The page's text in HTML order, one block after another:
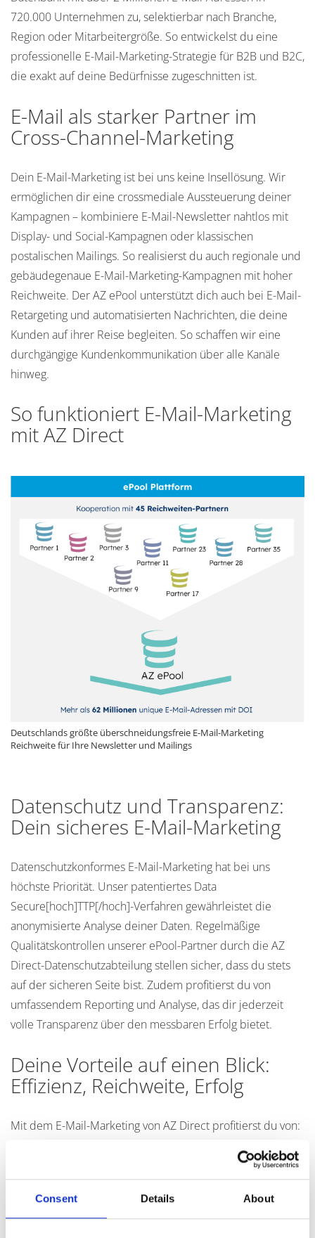
Consent Details About
720.000 Unternehmen zu, selektierbar nach Branche,
Region oder Mitarbeitergröße. So entwickelst du eine
professionelle E-Mail-Marketing-Strategie für B2B und B2C,
die exakt auf deine Bedürfnisse zugeschnitten ist.
E-Mail als starker Partner im
Cross-Channel-Marketing
Dein E-Mail-Marketing ist bei uns keine Insellösung. Wir
ermöglichen dir eine crossmediale Aussteuerung deiner
Kampagnen – kombiniere E-Mail-Newsletter nahtlos mit
Display- und Social-Kampagnen oder klassischen
postalischen Mailings. So realisierst du auch regionale und
gebäudegenaue E-Mail-Marketing-Kampagnen mit hoher
Reichweite. Der AZ ePool unterstützt dich auch bei E-Mail-
Retargeting und automatisierten Nachrichten, die deine
Kunden auf ihrer Reise begleiten. So schaffen wir eine
durchgängige Kundenkommunikation über alle Kanäle
hinweg.
So funktioniert E-Mail-Marketing
mit AZ Direct
Deutschlands größte überschneidungsfreie E-Mail-Marketing
Reichweite für Ihre Newsletter und Mailings
Datenschutz und Transparenz:
Dein sicheres E-Mail-Marketing
Datenschutzkonformes E-Mail-Marketing hat bei uns
höchste Priorität. Unser patentiertes Data Secure
Verfahren gewährleistet die anonymisierte Analyse deiner
Daten. Regelmäßige Qualitätskontrollen unserer ePool-
Partner durch die AZ Direct-Datenschutzabteilung stellen
sicher, dass du stets auf der sicheren Seite bist. Zudem
profitierst du von umfassendem Reporting und Analyse,
das dir jederzeit volle Transparenz über den messbaren
Erfolg bietet.
Deine Vorteile auf einen Blick:
Effizienz, Reichweite, Erfolg
Mit dem E-Mail-Marketing von AZ Direct profitierst du von:
Deutlich mehr Effizienz im
Kostenersparnis:Spürbare Reduzierung Deiner